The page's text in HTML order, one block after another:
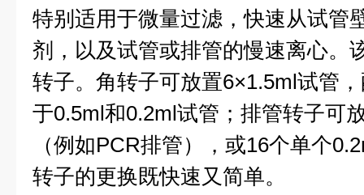
特别适用于微量过滤，快速从试管
剂，以及试管或排管的慢速离心。
转子。角转子可放置6×1.5ml试管
于0.5ml和0.2ml试管；排管转子可
（例如PCR排管），或16个单个
转子的更换既快速又简单。